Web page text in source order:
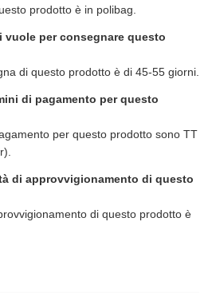
prodotto è in polibag.
vuole per consegnare questo
di questo prodotto è di 45-55 giorni.
di pagamento per questo
per questo prodotto sono TT
di approvvigionamento di questo
di questo prodotto è